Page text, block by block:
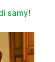
samy!